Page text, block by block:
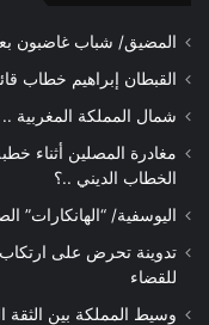
المضيق/ شباب غاضبون
القبطان إبراهيم خطاب
شمال المملكة المغربية
مغادرة المصلين أثناء
الخطاب الديني ..؟
اليوسفية/ “الهانكارات”
تدوينة تحرض على
للقضاء
وسيط المملكة بين الثقة